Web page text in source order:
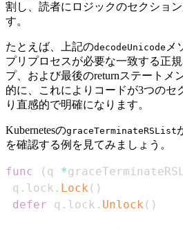
割し、読者にロジックのセクショ
す。
たとえば、上記のdecodeUnicode メ
プリプロセスが必要な一致する正
プ、および最後のreturnステートメ
的に、これによりコードが3つのセ
り直感的で明確になります。
KubernetesのgraceTerminateRSList
を確認する例を見てみましょう。
func ( q *
q . lock . Lock ( )
defer q . lock . Unlock ( )